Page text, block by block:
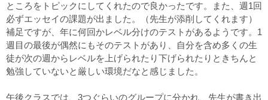
ところをトピックにしてくれたので良かったです。また、週1回
必ずエッセイの課題が出ました。（先生が添削してくれます）
補足ですが、年に何回かレベル分けのテストがあるようです。1
週目の最後が偶然にもそのテストがあり、自分を含め多くの生
徒が次の週からレベルを上げられたり下げられたりときちんと
勉強していないと厳しい環境だなと感じました。
午後クラスでは、3つぐらいのグループに分かれ、先生が書き出